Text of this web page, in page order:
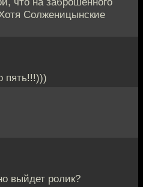
Солженицынские
пять!!!)))
выйдет ролик?